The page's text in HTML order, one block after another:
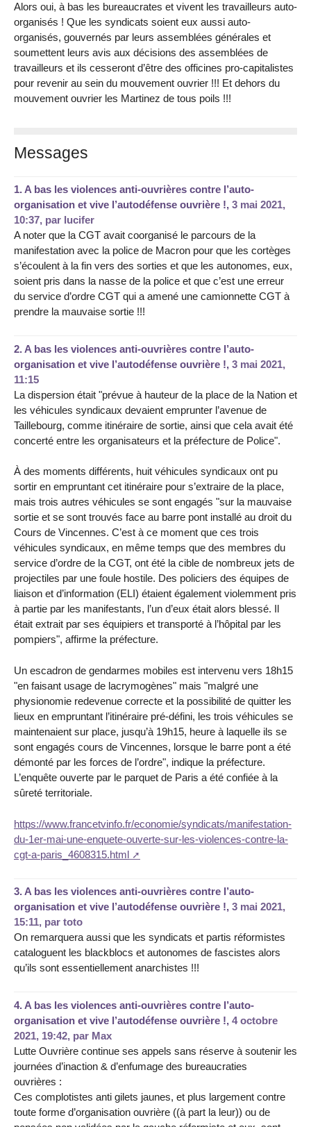
Alors oui, à bas les bureaucrates et vivent les travailleurs auto-
organisés ! Que les syndicats soient eux aussi auto-
organisés, gouvernés par leurs assemblées générales et
soumettent leurs avis aux décisions des assemblées de
travailleurs et ils cesseront d’être des officines pro-capitalistes
pour revenir au sein du mouvement ouvrier !!! Et dehors du
mouvement ouvrier les Martinez de tous poils !!!
Messages
1. A bas les violences anti-ouvrières contre l’auto-
organisation et vive l’autodéfense ouvrière !, 3 mai 2021,
10:37, par lucifer
A noter que la CGT avait coorganisé le parcours de la
manifestation avec la police de Macron pour que les cortèges
s’écoulent à la fin vers des sorties et que les autonomes, eux,
soient pris dans la nasse de la police et que c’est une erreur
du service d’ordre CGT qui a amené une camionnette CGT à
prendre la mauvaise sortie !!!
2. A bas les violences anti-ouvrières contre l’auto-
organisation et vive l’autodéfense ouvrière !, 3 mai 2021,
11:15
La dispersion était "prévue à hauteur de la place de la Nation et
les véhicules syndicaux devaient emprunter l’avenue de
Taillebourg, comme itinéraire de sortie, ainsi que cela avait été
concerté entre les organisateurs et la préfecture de Police".
À des moments différents, huit véhicules syndicaux ont pu
sortir en empruntant cet itinéraire pour s’extraire de la place,
mais trois autres véhicules se sont engagés "sur la mauvaise
sortie et se sont trouvés face au barre pont installé au droit du
Cours de Vincennes. C’est à ce moment que ces trois
véhicules syndicaux, en même temps que des membres du
service d’ordre de la CGT, ont été la cible de nombreux jets de
projectiles par une foule hostile. Des policiers des équipes de
liaison et d’information (ELI) étaient également violemment pris
à partie par les manifestants, l’un d’eux était alors blessé. Il
était extrait par ses équipiers et transporté à l’hôpital par les
pompiers", affirme la préfecture.
Un escadron de gendarmes mobiles est intervenu vers 18h15
"en faisant usage de lacrymogènes" mais "malgré une
physionomie redevenue correcte et la possibilité de quitter les
lieux en empruntant l’itinéraire pré-défini, les trois véhicules se
maintenaient sur place, jusqu’à 19h15, heure à laquelle ils se
sont engagés cours de Vincennes, lorsque le barre pont a été
démonté par les forces de l’ordre", indique la préfecture.
L’enquête ouverte par le parquet de Paris a été confiée à la
sûreté territoriale.
https://www.francetvinfo.fr/economie/syndicats/manifestation-
du-1er-mai-une-enquete-ouverte-sur-les-violences-contre-la-
cgt-a-paris_4608315.html
3.A bas les violences anti-ouvrières contre l’auto-
organisation et vive l’autodéfense ouvrière !, 3 mai 2021,
15:11, par toto
On remarquera aussi que les syndicats et partis réformistes
cataloguent les blackblocs et autonomes de fascistes alors
qu’ils sont essentiellement anarchistes !!!
4. A bas les violences anti-ouvrières contre l’auto-
organisation et vive l’autodéfense ouvrière !, 4 octobre
2021, 19:42, par Max
Lutte Ouvrière continue ses appels sans réserve à soutenir les
journées d’inaction & d’enfumage des bureaucraties
ouvrières :
Ces complotistes anti gilets jaunes, et plus largement contre
toute forme d’organisation ouvrière ((à part la leur)) ou de